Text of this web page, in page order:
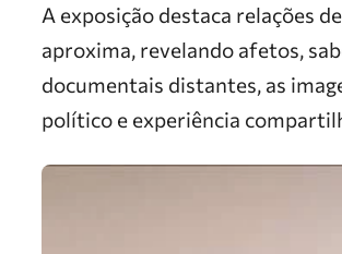
A exposição destaca relações
aproxima, revelando afetos,
documentais distantes, as
político e experiência